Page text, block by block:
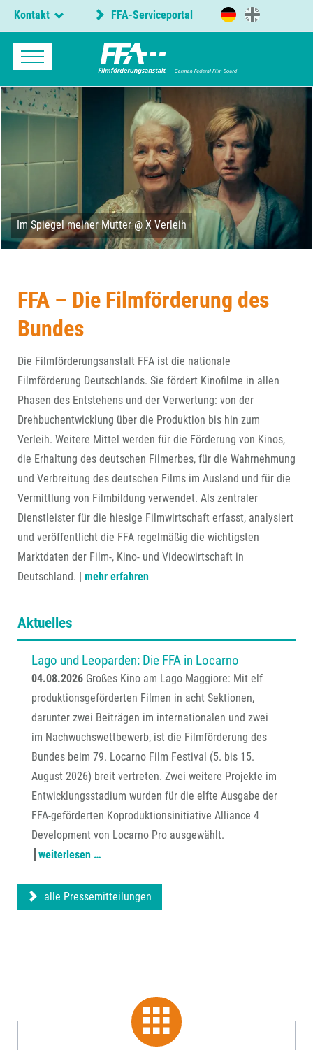
Kontakt FFA-Serviceportal
Im Spiegel meiner Mutter @ X Verleih
FFA – Die Filmförderung des
Bundes
Die Filmförderungsanstalt FFA ist die nationale
Filmförderung Deutschlands. Sie fördert Kinofilme in allen
Phasen des Entstehens und der Verwertung: von der
Drehbuchentwicklung über die Produktion bis hin zum
Verleih. Weitere Mittel werden für die Förderung von Kinos,
die Erhaltung des deutschen Filmerbes, für die Wahrnehmung
und Verbreitung des deutschen Films im Ausland und für die
Vermittlung von Filmbildung verwendet. Als zentraler
Dienstleister für die hiesige Filmwirtschaft erfasst, analysiert
und veröffentlicht die FFA regelmäßig die wichtigsten
Marktdaten der Film-, Kino- und Videowirtschaft in
Deutschland.
mehr erfahren
Aktuelles
Lago und Leoparden: Die FFA in Locarno
04.08.2026 Großes Kino am Lago Maggiore: Mit elf
produktionsgeförderten Filmen in acht Sektionen,
darunter zwei Beiträgen im internationalen und zwei
im Nachwuchswettbewerb, ist die Filmförderung des
Bundes beim 79. Locarno Film Festival (5. bis 15.
August 2026) breit vertreten. Zwei weitere Projekte im
Entwicklungsstadium wurden für die elfte Ausgabe der
FFA-geförderten Koproduktionsinitiative Alliance 4
Development von Locarno Pro ausgewählt.
weiterlesen …
alle Pressemitteilungen